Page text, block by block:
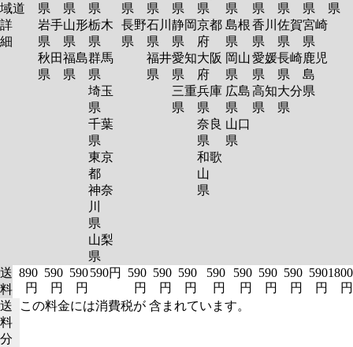
域
詳
細
道 県
岩手
県
秋田
県
県
山形
県
福島
県
県
栃木
県
群馬
県
埼玉
県
千葉
県
東京
都
神奈
川
県
山梨
県
県
長野
県
県
石川
県
福井
県
県
静岡
県
愛知
県
三重
県
県
京都
府
大阪
府
兵庫
県
奈良
県
和歌
山
県
県
島根
県
岡山
県
広島
県
山口
県
県
香川
県
愛媛
県
高知
県
県
佐賀
県
長崎
県
大分
県
県
宮崎
県
鹿児
島
県
県
送
料
890
円
590
円
590
円
590円
590
円
590
円
590
円
590
円
590
円
590
円
590
円
590
円
1800
円
送
料
分
この料金には消費税が 含まれています。